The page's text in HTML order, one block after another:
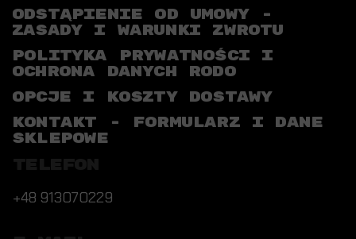
ODSTĄPIENIE OD UMOWY -
ZASADY I WARUNKI ZWROTU
POLITYKA PRYWATNOŚCI I
OCHRONA DANYCH RODO
OPCJE I KOSZTY DOSTAWY
KONTAKT - FORMULARZ I DANE
SKLEPOWE
+48 913070229